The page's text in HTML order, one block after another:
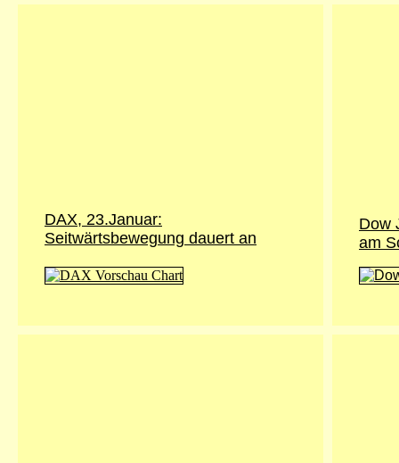
DAX, 23.Januar:
Seitwärtsbewegung dauert an
Dow
am